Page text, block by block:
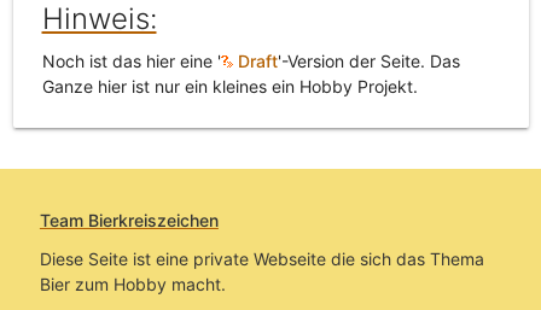
Hinweis:
Noch ist das hier eine ' Draft'-Version der Seite. Das
Ganze hier ist nur ein kleines ein Hobby Projekt.
Team Bierkreiszeichen
Diese Seite ist eine private Webseite die sich das Thema
Bier zum Hobby macht.